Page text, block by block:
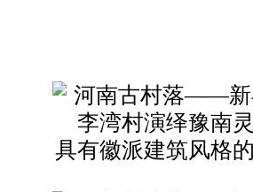
具有徽派建筑风格